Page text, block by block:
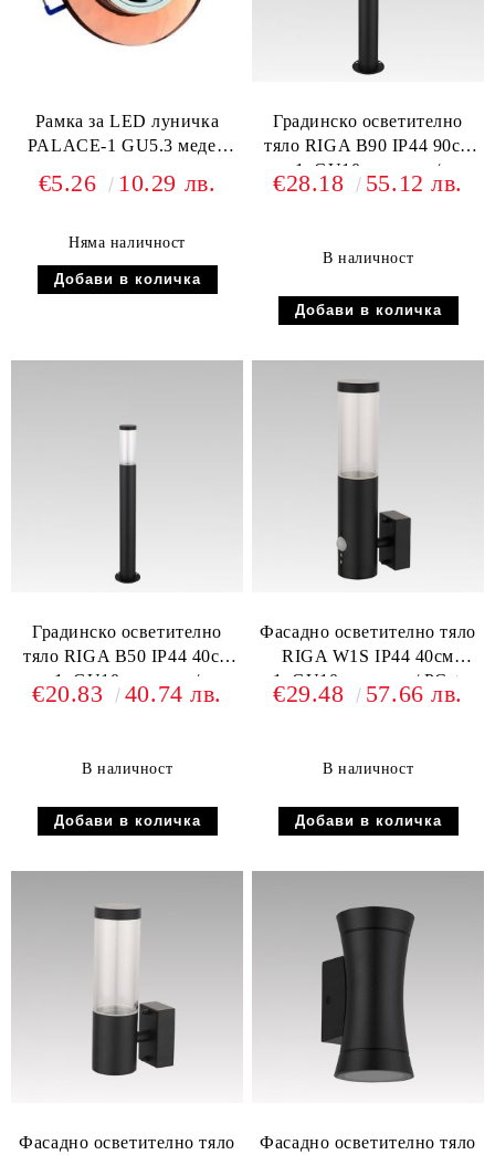
Рамка за LED луничка
PALACE-1 GU5.3 меден
€5.26 10.29 лв.
Няма наличност
Градинско осветително
тяло RIGA B90 IP44 90см
1xGU10 стомана /
поликарбонат
€28.18 55.12 лв.
В наличност
Градинско осветително
тяло RIGA B50 IP44 40см
1xGU10 стомана /
поликарбонат
€20.83 40.74 лв.
В наличност
Фасадно осветително тяло
RIGA W1S IP44 40см
1xGU10 стомана / PC +
PIR сензор
€29.48 57.66 лв.
В наличност
Фасадно осветително тяло
Фасадно осветително тяло